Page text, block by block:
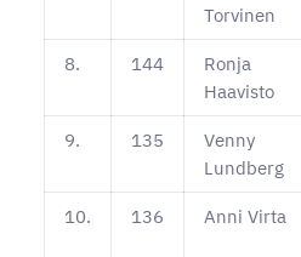
Torvinen
8. 144
Ronja
Haavisto
9. 135
Venny
Lundberg
10. 136 Anni Virta